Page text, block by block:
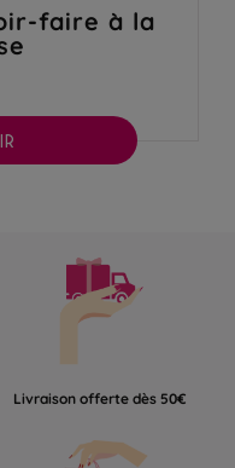
faire à la
Livraison offerte dès 50€